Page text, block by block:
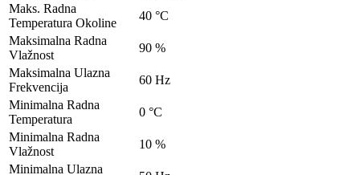
Maks. Radna
Temperatura Okoline
40 °C
Maksimalna Radna
Vlažnost
90 %
Maksimalna Ulazna
Frekvencija
60 Hz
Minimalna Radna
Temperatura
0 °C
Minimalna Radna
Vlažnost
10 %
Minimalna Ulazna